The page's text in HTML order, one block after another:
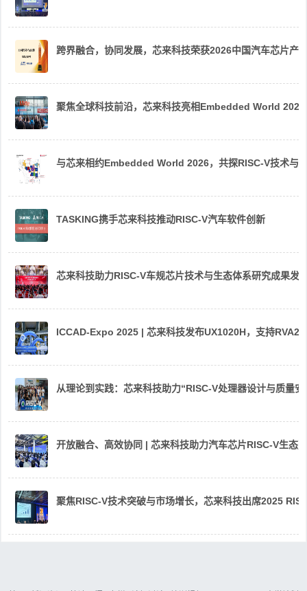
跨界融合，协同发展，芯来科技荣获2026中国汽车芯片产
聚焦全球科技前沿，芯来科技亮相Embedded World 2026
与芯来相约Embedded World 2026，共探RISC-V技术与
TASKING携手芯来科技推动RISC-V汽车软件创新
芯来科技助力RISC-V车规芯片技术与生态体系研究成果发
ICCAD-Expo 2025 | 芯来科技发布UX1020H，支持
从理论到实践：芯来科技助力“RISC-V处理器设计与质量
开放融合、高效协同 | 芯来科技助力汽车芯片RISC-V生态
聚焦RISC-V技术突破与市场增长，芯来科技出席2025